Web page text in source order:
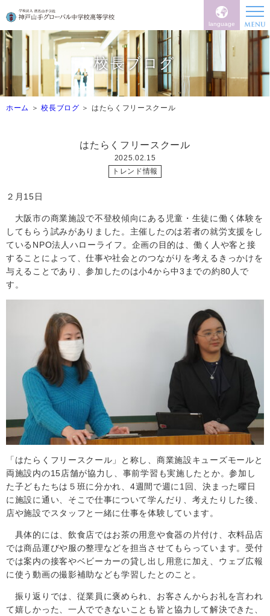
language
校長ブログ
ホーム 校長ブログ はたらくフリースクール
はたらくフリースクール
2025.02.15
トレンド情報
２月15日
大阪市の商業施設で不登校傾向にある児童・生徒に働く体験を
してもらう試みがありました。主催したのは若者の就労支援をし
ている NPO法人ハローライフ。企画の目的は、働く人や客と接
することによって、仕事や社会とのつながりを考えるきっかけを
与えることであり、参加したのは小4から中3までの約80人で
す。
「はたらくフリースクール」と称し、商業施設キューズモールと
両施設内の15店舗が協力し、事前学習も実施したとか。参加し
た子どもたちは５班に分かれ、 4週間で週に 1 回、決まった曜日
に施設に通い、そこで仕事について学んだり、考えたりした後、
店や施設でスタッフと一緒に仕事を体験しています。
具体的には、飲食店ではお茶の用意や食器の片付け、衣料品店
では商品運びや服の整理などを担当させてもらっています。受付
では案内の接客やベビーカーの貸し出し用意に加え、ウェブ広報
に使う動画の撮影補助なども学習したとのこと。
振り返りでは、従業員に褒められ、お客さんからお礼を言われ
て嬉しかった、一人でできないことも皆と協力して解決できた、